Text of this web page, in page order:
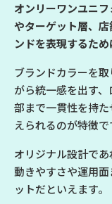
オンリーワンユニ
やターゲット層、
ンドを表現するた
ブランドカラーを
がら統一感を出す
部まで一貫性を持
えられるのが特徴で
オリジナル設計で
動きやすさや運用
ットだといえます。